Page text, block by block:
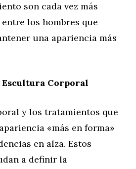
son cada vez más
los hombres que
una apariencia más
Corporal
y los tratamientos que
«más en forma»
en alza. Estos
a definir la